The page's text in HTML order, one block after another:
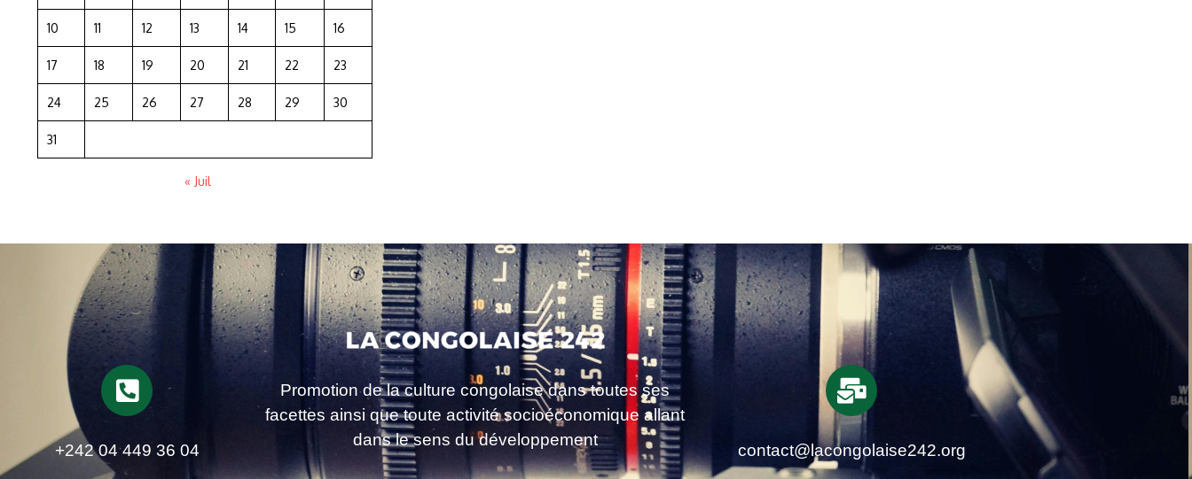
10 11 12 13 14 15 16
17 18 19 20 21 22 23
24 25 26 27 28 29 30
31
« Juil
+242 04 449 36 04
Promotion de la culture congolaise dans toutes ses
facettes ainsi que toute activité socioéconomique allant
dans le sens du développement
contact@lacongolaise242.org